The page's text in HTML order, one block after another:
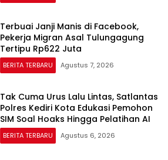
Terbuai Janji Manis di Facebook,
Pekerja Migran Asal Tulungagung
Tertipu Rp622 Juta
BERITA TERBARU Agustus 7, 2026
Tak Cuma Urus Lalu Lintas, Satlantas
Polres Kediri Kota Edukasi Pemohon
SIM Soal Hoaks Hingga Pelatihan AI
BERITA TERBARU Agustus 6, 2026